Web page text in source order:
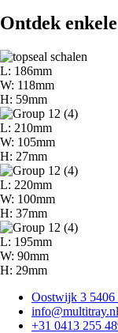
Ontdek
L: 186mm
W: 118mm
H: 59mm
L: 210mm
W: 105mm
H: 27mm
L: 220mm
W: 100mm
H: 37mm
L: 195mm
W: 90mm
H: 29mm
Oostwijk 3
info@multitray.nl
+31 0413 255